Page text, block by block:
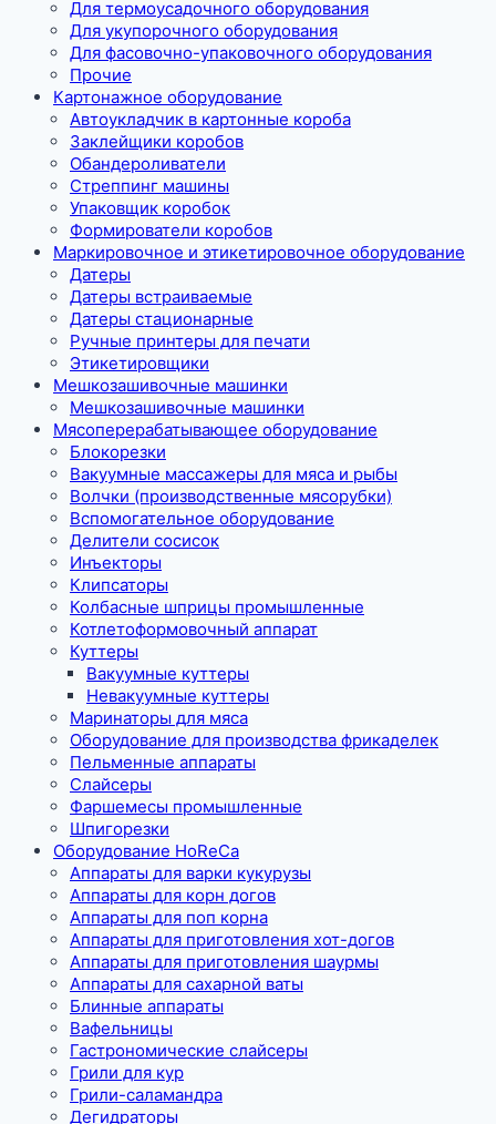
Для термоусадочного оборудования
Для укупорочного оборудования
Для фасовочно-упаковочного оборудования
Прочие
Картонажное оборудование
Автоукладчик в картонные короба
Заклейщики коробов
Обандероливатели
Стреппинг машины
Упаковщик коробок
Формирователи коробов
Маркировочное и этикетировочное оборудование
Датеры
Датеры встраиваемые
Датеры стационарные
Ручные принтеры для печати
Этикетировщики
Мешкозашивочные машинки
Мешкозашивочные машинки
Мясоперерабатывающее оборудование
Блокорезки
Вакуумные массажеры для мяса и рыбы
Волчки (производственные мясорубки)
Вспомогательное оборудование
Делители сосисок
Инъекторы
Клипсаторы
Колбасные шприцы промышленные
Котлетоформовочный аппарат
Куттеры
Вакуумные куттеры
Невакуумные куттеры
Маринаторы для мяса
Оборудование для производства фрикаделек
Пельменные аппараты
Слайсеры
Фаршемесы промышленные
Шпигорезки
Оборудование HoReCa
Аппараты для варки кукурузы
Аппараты для корн догов
Аппараты для поп корна
Аппараты для приготовления хот-догов
Аппараты для приготовления шаурмы
Аппараты для сахарной ваты
Блинные аппараты
Вафельницы
Гастрономические слайсеры
Грили для кур
Грили-саламандра
Дегидраторы